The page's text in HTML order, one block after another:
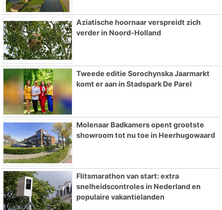
Aziatische hoornaar verspreidt zich
verder in Noord-Holland
Tweede editie Sorochynska Jaarmarkt
komt er aan in Stadspark De Parel
Molenaar Badkamers opent grootste
showroom tot nu toe in Heerhugowaard
Flitsmarathon van start: extra
snelheidscontroles in Nederland en
populaire vakantielanden